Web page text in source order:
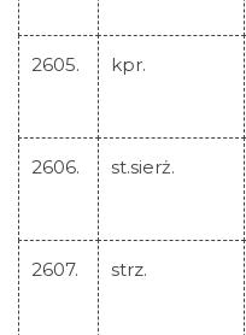
2605. kpr.
2606. st.sierż.
2607. strz.